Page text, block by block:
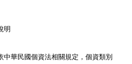
明
中華民國個資法相關規定，個資類別